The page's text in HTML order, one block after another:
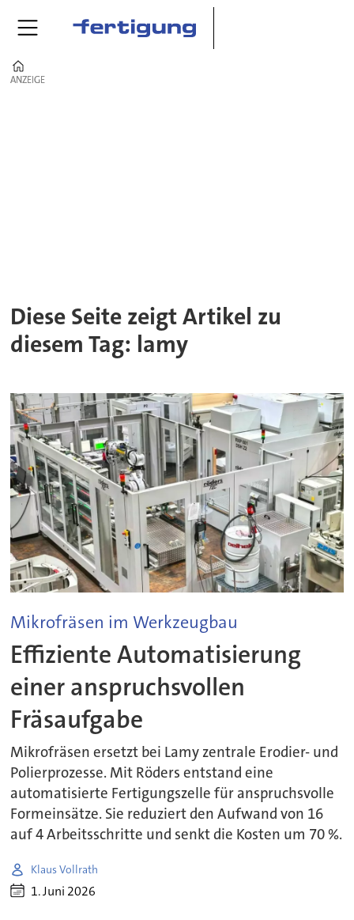
ANZEIGE
ANZEIGE
Diese Seite zeigt Artikel zu
diesem Tag: lamy
Mikrofräsen im Werkzeugbau
Effiziente Automatisierung
einer anspruchsvollen
Fräsaufgabe
Mikrofräsen ersetzt bei Lamy zentrale Erodier- und
Polierprozesse. Mit Röders entstand eine
automatisierte Fertigungszelle für anspruchsvolle
Formeinsätze. Sie reduziert den Aufwand von 16
auf 4 Arbeitsschritte und senkt die Kosten um 70 %.
Klaus Vollrath
1. Juni 2026